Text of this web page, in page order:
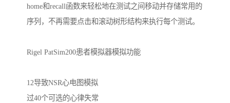
home和recall函数来轻松地在测试之间移动并存储常用的
序列，不再需要点击和滚动树形结构来执行每个测试。
Rigel PatSim200患者模拟器模拟功能
12导致NSR心电图模拟
过40个可选的心律失常